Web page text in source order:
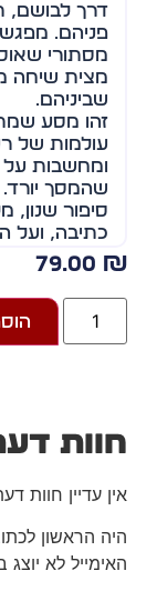
דרך לבושם,
פניהם. מפגש
מסתורי שאוסף
מצית שיחה
שביניהם.
זהו מסע
עולמות של
ומחשבות על מה
שהמסך יורד.
סיפור שנון, מלא
כתיבה, ועל
לסיפור שלם.
מחבר הספר,
"בסך הכל אחד
מתוך הפשטות הזו
הומור ואנושיות,
79.00
הוספה
דעת
עדיין חוות דעת.
הראשון לכתוב
לא יוצג באתר.